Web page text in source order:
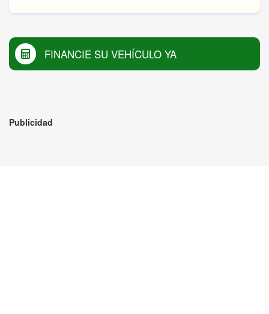
FINANCIE SU VEHÍCULO YA
Publicidad